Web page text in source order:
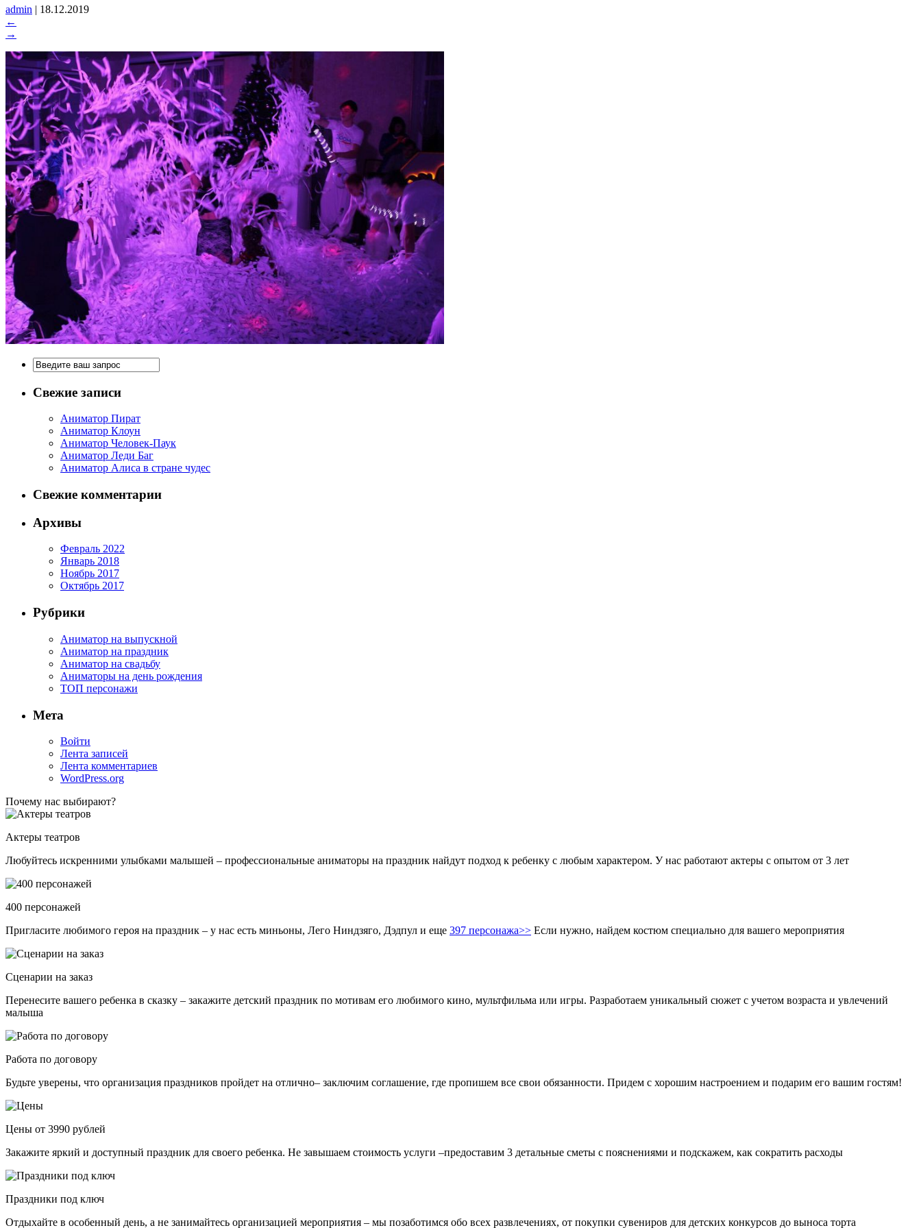
admin | 18.12.2019
←
→
Свежие записи
Аниматор Пират
Аниматор Клоун
Аниматор Человек-Паук
Аниматор Леди Баг
Аниматор Алиса в стране чудес
Свежие комментарии
Архивы
Февраль 2022
Январь 2018
Ноябрь 2017
Октябрь 2017
Рубрики
Аниматор на выпускной
Аниматор на праздник
Аниматор на свадьбу
Аниматоры на день рождения
ТОП персонажи
Мета
Войти
Лента записей
Лента комментариев
WordPress.org
Почему нас выбирают?
Актеры театров
Любуйтесь искренними улыбками малышей – профессиональные аниматоры на праздник найдут подход к ребенку с любым характером. У нас работают актеры с опытом от 3 лет
400 персонажей
Пригласите любимого героя на праздник – у нас есть миньоны, Лего Ниндзяго, Дэдпул и еще 397 персонажа>> Если нужно, найдем костюм специально для вашего мероприятия
Сценарии на заказ
Перенесите вашего ребенка в сказку – закажите детский праздник по мотивам его любимого кино, мультфильма или игры. Разработаем уникальный сюжет с учетом возраста и увлечений
малыша
Работа по договору
Будьте уверены, что организация праздников пройдет на отлично– заключим соглашение, где пропишем все свои обязанности. Придем с хорошим настроением и подарим его вашим гостям!
Цены от 3990 рублей
Закажите яркий и доступный праздник для своего ребенка. Не завышаем стоимость услуги –предоставим 3 детальные сметы с пояснениями и подскажем, как сократить расходы
Праздники под ключ
Отдыхайте в особенный день, а не занимайтесь организацией мероприятия – мы позаботимся обо всех развлечениях, от покупки сувениров для детских конкурсов до выноса торта